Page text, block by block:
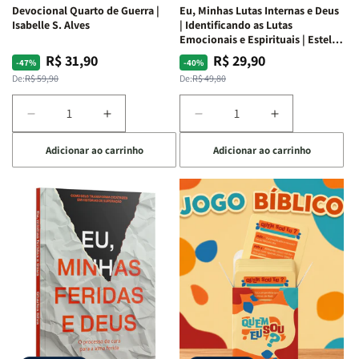
Devocional Quarto de Guerra |
Isabelle S. Alves
-47%
Preço
normal
De:R$ 59,90
Preço
promocional
R$ 31,90
Diminuir
a
quantidade
de
Devocional
Quarto
de
Guerra
Isabelle
S.
Alves
Aumentar
a
quantidade
de
Devocional
Quarto
Guerra
Isabelle
S.
Alves
Adicionar ao carrinho
Eu, Minhas Lutas Internas e Deus
| Identificando as Lutas
Emocionais e Espirituais | Estela
Costa
-40%
Preço
normal
De:R$ 49,80
Preço
promocional
R$ 29,90
Diminuir
a
quantidade
de
Eu,
Minhas
Lutas
Internas
e
Deus
|
Identificando
Lutas
Aumentar
a
quantidade
de
Eu,
Minhas
Lutas
Internas
e
Deus
|
Identificando
as
Lutas
Adicionar ao carrinho